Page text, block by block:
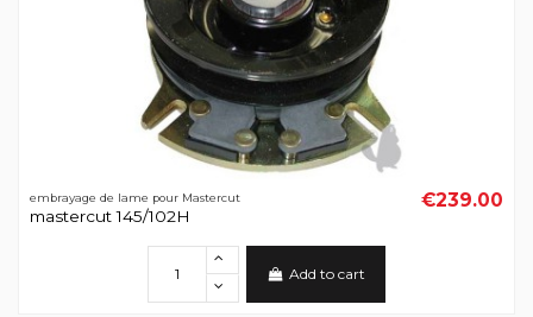
embrayage de lame pour Mastercut
mastercut 145/102H
€239.00
Add to cart